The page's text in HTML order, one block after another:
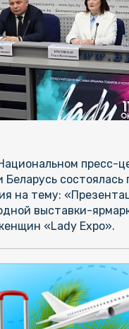
пресс-
Беларусь состоялась
на тему:
выставки-
«Lady Expo».